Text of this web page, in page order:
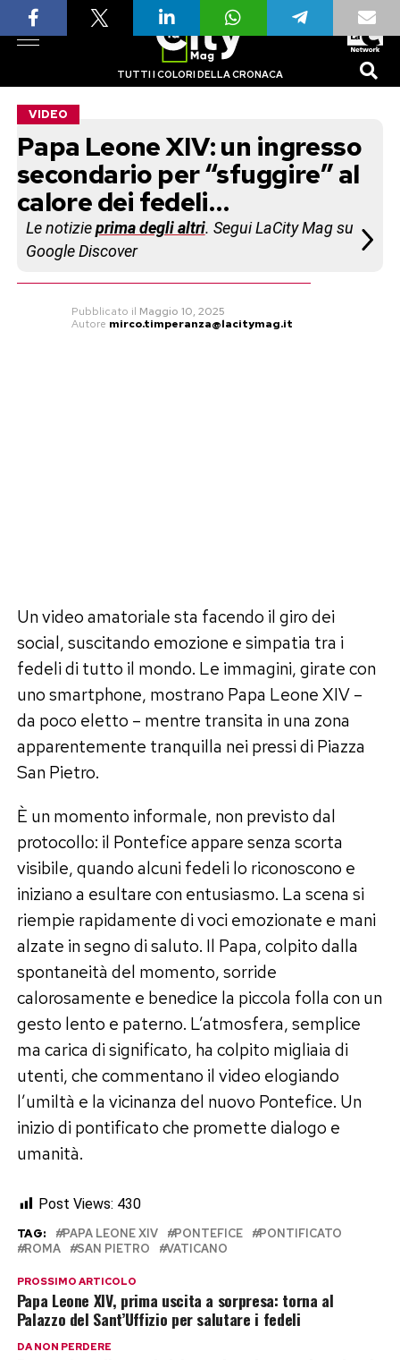
TUTTI I COLORI DELLA CRONACA
VIDEO
Papa Leone XIV: un ingresso
secondario per “sfuggire” al
calore dei fedeli…
Le notizieprima degli altri. Segui LaCity Mag su
Google Discover
Pubblicato il Maggio 10, 2025
Autore mirco.timperanza@lacitymag.it
Un video amatoriale sta facendo il giro dei
social, suscitando emozione e simpatia tra i
fedeli di tutto il mondo. Le immagini, girate con
uno smartphone, mostrano Papa Leone XIV –
da poco eletto – mentre transita in una zona
apparentemente tranquilla nei pressi di Piazza
San Pietro.
È un momento informale, non previsto dal
protocollo: il Pontefice appare senza scorta
visibile, quando alcuni fedeli lo riconoscono e
iniziano a esultare con entusiasmo. La scena si
riempie rapidamente di voci emozionate e mani
alzate in segno di saluto. Il Papa, colpito dalla
spontaneità del momento, sorride
calorosamente e benedice la piccola folla con un
gesto lento e paterno. L’atmosfera, semplice
ma carica di significato, ha colpito migliaia di
utenti, che commentano il video elogiando
l’umiltà e la vicinanza del nuovo Pontefice. Un
inizio di pontificato che promette dialogo e
umanità.
Post Views: 430
TAG: PAPA LEONE XIV PONTEFICE
PONTIFICATO
ROMA
SAN PIETRO VATICANO
PROSSIMO ARTICOLO
Papa Leone XIV, prima uscita a sorpresa: torna al
Palazzo del Sant’Uffizio per salutare i fedeli
DA NON PERDERE